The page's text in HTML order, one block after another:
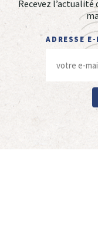
Recevez
ADRESSE